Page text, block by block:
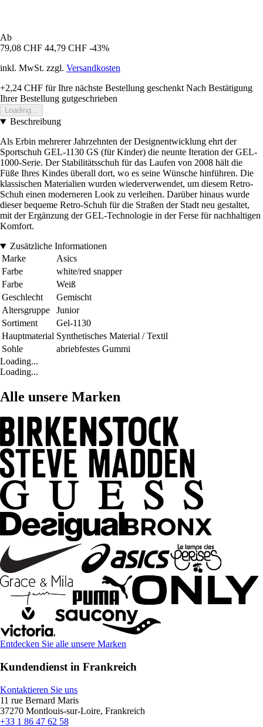
Ab
79,08 CHF 44,79 CHF -43%
inkl. MwSt. zzgl. Versandkosten
+2,24 CHF für Ihre nächste Bestellung geschenkt Nach Bestätigung
Ihrer Bestellung gutgeschrieben
Loading...
Beschreibung
Als Erbin mehrerer Jahrzehnten der Designentwicklung ehrt der
Sportschuh GEL-1130 GS (für Kinder) die neunte Iteration der GEL-
1000-Serie. Der Stabilitätsschuh für das Laufen von 2008 hält die
Füße Ihres Kindes überall dort, wo es seine Wünsche hinführen. Die
klassischen Materialien wurden wiederverwendet, um diesem Retro-
Schuh einen moderneren Look zu verleihen. Darüber hinaus wurde
dieser bequeme Retro-Schuh für die Straßen der Stadt neu gestaltet,
mit der Ergänzung der GEL-Technologie in der Ferse für nachhaltigen
Komfort.
Zusätzliche Informationen
Marke
Asics
Farbe
white/red snapper
Farbe
Weiß
Geschlecht
Gemischt
Altersgruppe
Junior
Sortiment
Gel-1130
Hauptmaterial Synthetisches Material / Textil
Sohle
abriebfestes Gummi
Loading...
Loading...
Alle unsere Marken
Entdecken Sie alle unsere Marken
Kundendienst in Frankreich
Kontaktieren Sie uns
11 rue Bernard Maris
37270 Montlouis-sur-Loire, Frankreich
+33 1 86 47 62 58